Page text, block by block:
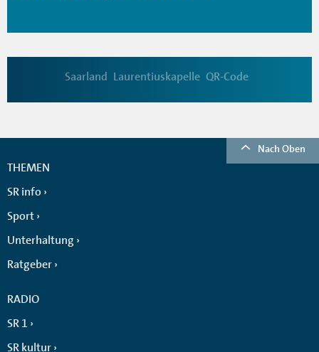
Saarland Laurentiuskapelle QR-Code
Nach Oben
THEMEN
SR info
Sport
Unterhaltung
Ratgeber
RADIO
SR 1
SR kultur